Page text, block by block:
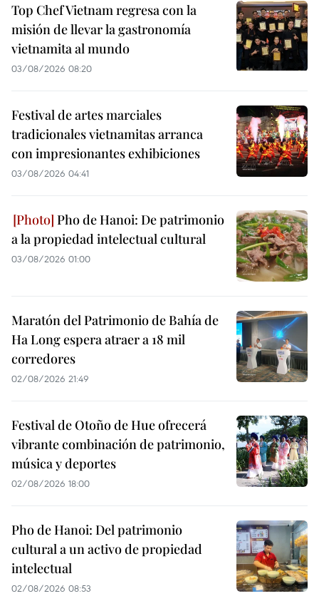
Top Chef Vietnam regresa con la
misión de llevar la gastronomía
vietnamita al mundo
03/08/2026 08:20
Festival de artes marciales
tradicionales vietnamitas arranca
con impresionantes exhibiciones
03/08/2026 04:41
Pho de Hanoi: De patrimonio
a la propiedad intelectual cultural
03/08/2026 01:00
Maratón del Patrimonio de Bahía de
Ha Long espera atraer a 18 mil
corredores
02/08/2026 21:49
Festival de Otoño de Hue ofrecerá
vibrante combinación de patrimonio,
música y deportes
02/08/2026 18:00
Pho de Hanoi: Del patrimonio
cultural a un activo de propiedad
intelectual
02/08/2026 08:53